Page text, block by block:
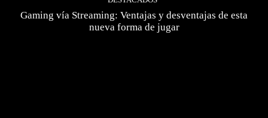
Gaming vía Streaming: Ventajas y desventajas de esta
nueva forma de jugar